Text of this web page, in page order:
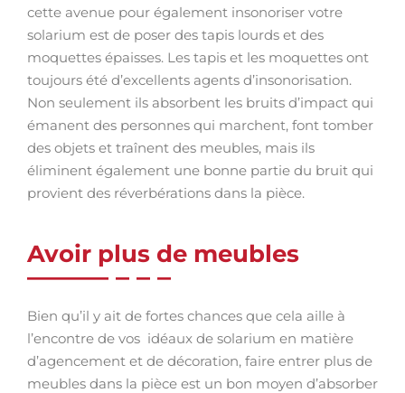
cette avenue pour également insonoriser votre
solarium est de poser des tapis lourds et des
moquettes épaisses. Les tapis et les moquettes ont
toujours été d’excellents agents d’insonorisation.
Non seulement ils absorbent les bruits d’impact qui
émanent des personnes qui marchent, font tomber
des objets et traînent des meubles, mais ils
éliminent également une bonne partie du bruit qui
provient des réverbérations dans la pièce.
Avoir plus de meubles
Bien qu’il y ait de fortes chances que cela aille à
l’encontre de vos idéaux de solarium en matière
d’agencement et de décoration, faire entrer plus de
meubles dans la pièce est un bon moyen d’absorber